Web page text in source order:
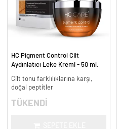
HC Pigment Control Cilt
Aydınlatıcı Leke Kremi - 50 ml.
Cilt tonu farklılıklarına karşı,
doğal peptitler
TÜKENDİ